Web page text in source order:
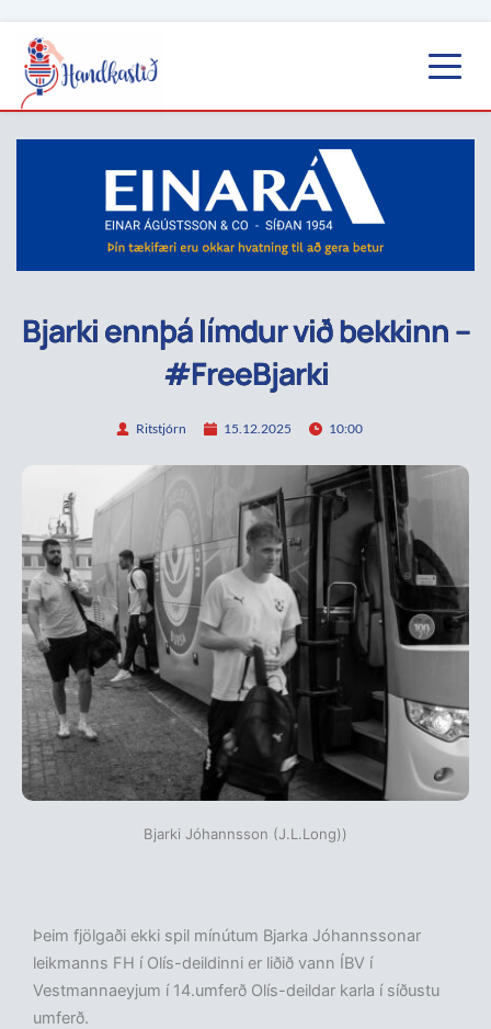
Bjarki ennþá límdur við bekkinn –
#FreeBjarki
Ritstjórn 15.12.2025 10:00
Bjarki Jóhannsson (J.L.Long))
Þeim fjölgaði ekki spil mínútum Bjarka Jóhannssonar
leikmanns FH í Olís-deildinni er liðið vann ÍBV í
Vestmannaeyjum í 14.umferð Olís-deildar karla í síðustu
umferð.